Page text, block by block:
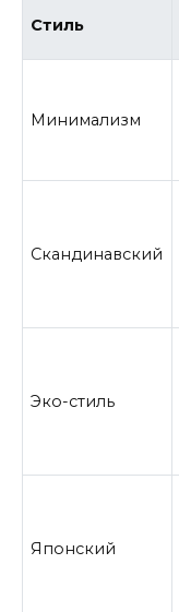
Стиль
Минимализм
Скандинавский
Эко-стиль
Японский